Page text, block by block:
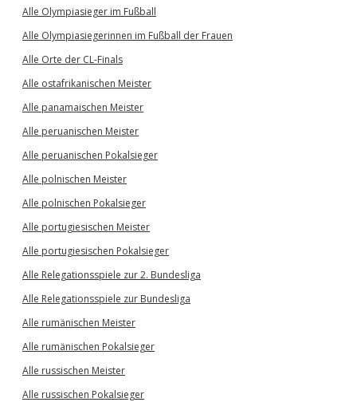
Alle Olympiasieger im Fußball
Alle Olympiasiegerinnen im Fußball der Frauen
Alle Orte der CL-Finals
Alle ostafrikanischen Meister
Alle panamaischen Meister
Alle peruanischen Meister
Alle peruanischen Pokalsieger
Alle polnischen Meister
Alle polnischen Pokalsieger
Alle portugiesischen Meister
Alle portugiesischen Pokalsieger
Alle Relegationsspiele zur 2. Bundesliga
Alle Relegationsspiele zur Bundesliga
Alle rumänischen Meister
Alle rumänischen Pokalsieger
Alle russischen Meister
Alle russischen Pokalsieger